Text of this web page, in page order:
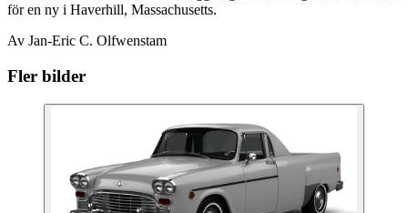
för en ny i Haverhill, Massachusetts.
Av Jan-Eric C. Olfwenstam
Fler bilder